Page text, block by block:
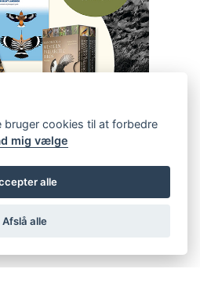
bruger cookies til at forbedre
mig vælge
alle
Afslå alle